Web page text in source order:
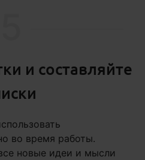
и составляйте
во время работы.
новые идеи и мысли